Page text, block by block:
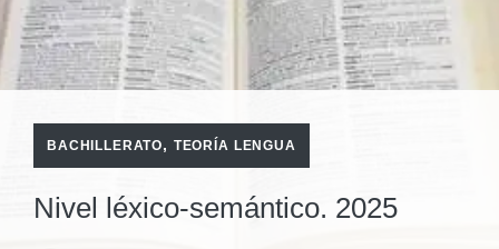
BACHILLERATO, TEORÍA LENGUA
Nivel léxico-semántico. 2025